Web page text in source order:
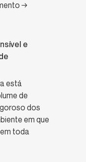
→
e
está
de
dos
em que
toda